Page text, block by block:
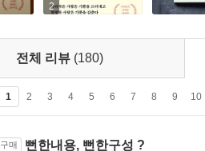
2
전체 리뷰 (180)
1 2 3 4 5 6 7 8 9 10
구매 뻔한내용, 뻔한구성 ?